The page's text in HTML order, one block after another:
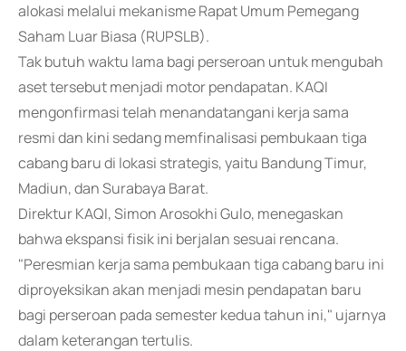
alokasi melalui mekanisme Rapat Umum Pemegang
Saham Luar Biasa (RUPSLB).
Tak butuh waktu lama bagi perseroan untuk mengubah
aset tersebut menjadi motor pendapatan. KAQI
mengonfirmasi telah menandatangani kerja sama
resmi dan kini sedang memfinalisasi pembukaan tiga
cabang baru di lokasi strategis, yaitu Bandung Timur,
Madiun, dan Surabaya Barat.
Direktur KAQI, Simon Arosokhi Gulo, menegaskan
bahwa ekspansi fisik ini berjalan sesuai rencana.
"Peresmian kerja sama pembukaan tiga cabang baru ini
diproyeksikan akan menjadi mesin pendapatan baru
bagi perseroan pada semester kedua tahun ini," ujarnya
dalam keterangan tertulis.